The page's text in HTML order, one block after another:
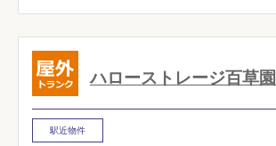
ハローストレージ百草園
駅近物件